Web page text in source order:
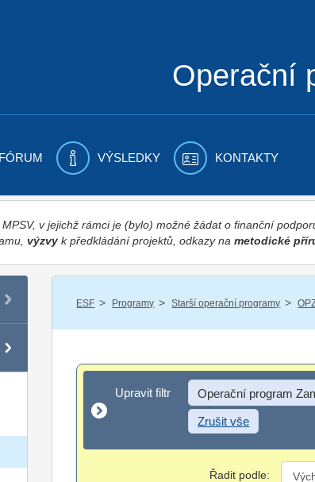
Operační
FÓRUM VÝSLEDKY KONTAKTY
v jejichž rámci je (bylo) možné žádat o finanční
výzvyk předkládání projektů, odkazy na metodické
ESF / Programy / Starší operační programy /
Upravit filtr
Upravit filtr Operační program
Zrušit vše
Řadit podle: